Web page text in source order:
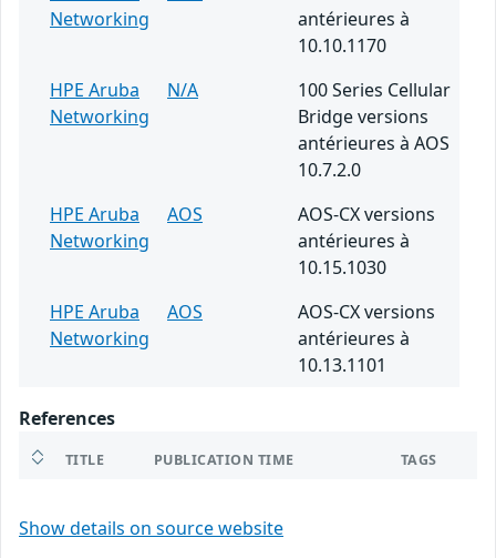
Networking
antérieures à
10.10.1170
HPE Aruba
Networking
N/A
100 Series Cellular
Bridge versions
antérieures à AOS
10.7.2.0
HPE Aruba
Networking
AOS
AOS-CX versions
antérieures à
10.15.1030
HPE Aruba
Networking
AOS
AOS-CX versions
antérieures à
10.13.1101
References
TITLE PUBLICATION TIME TAGS
Show details on source website